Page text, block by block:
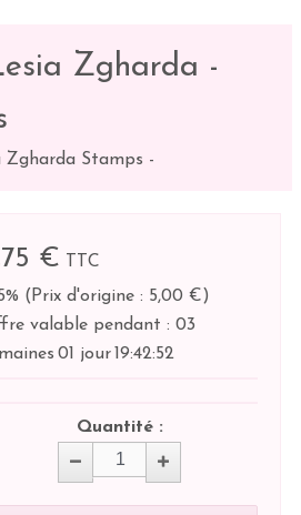
Zgharda -
Zgharda Stamps -
€
TTC
( Prix d'origine : 5,00 €)
valable pendant : 03
01 jour 19:42:52
Quantité :